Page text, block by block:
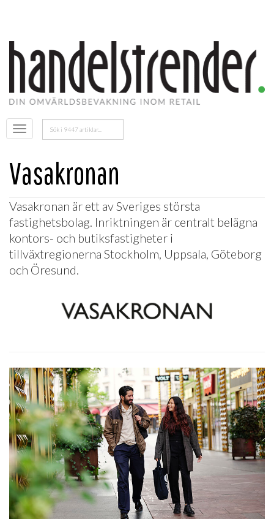
Öppna
menyn
Sök
efter:
Vasakronan
Vasakronan är ett av Sveriges största
fastighetsbolag. Inriktningen är centralt belägna
kontors- och butiksfastigheter i
tillväxtregionerna Stockholm, Uppsala, Göteborg
och Öresund.